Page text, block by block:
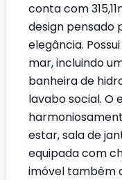
conta com
design
elegância.
mar, incluindo
banheira de
lavabo social. O
estar, sala de
equipada com
imóvel também